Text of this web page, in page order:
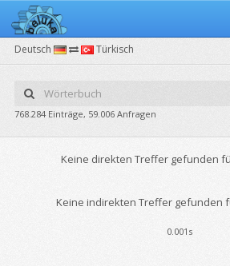
Deutsch Türkisch
768.284 Einträge, 59.006 Anfragen
Keine direkten Treffer gefunden
Keine indirekten Treffer gefunden
0.001s